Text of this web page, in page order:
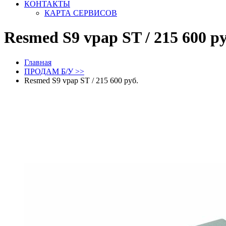
КОНТАКТЫ
КАРТА СЕРВИСОВ
Resmed S9 vpap ST / 215 600
Главная
ПРОДАМ Б/У >>
Resmed S9 vpap ST / 215 600 руб.